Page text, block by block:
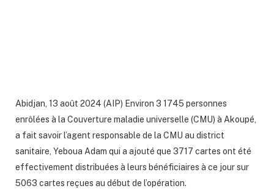
Abidjan, 13 août 2024 (AIP) Environ 3 1745 personnes
enrôlées à la Couverture maladie universelle (CMU) à Akoupé,
a fait savoir l’agent responsable de la CMU au district
sanitaire, Yeboua Adam qui a ajouté que 3717 cartes ont été
effectivement distribuées à leurs bénéficiaires à ce jour sur
5063 cartes reçues au début de l’opération.